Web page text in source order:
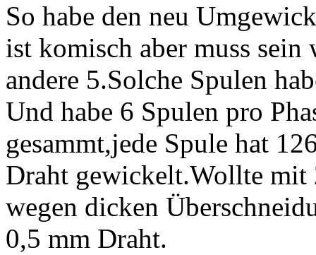
So habe den neu
ist komisch aber muss
andere 5.Solche Spulen
Und habe 6 Spulen pro
gesammt,jede Spule hat
Draht gewickelt.Wollte
wegen dicken
0,5 mm Draht.